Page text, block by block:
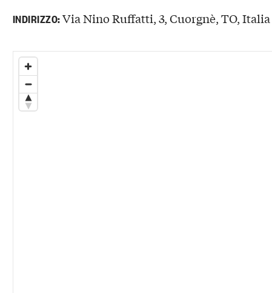
INDIRIZZO:Via Nino Ruffatti, 3, Cuorgnè, TO, Italia